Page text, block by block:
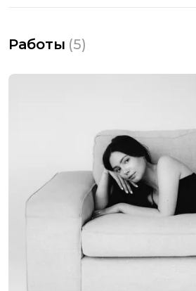
Работы (5)